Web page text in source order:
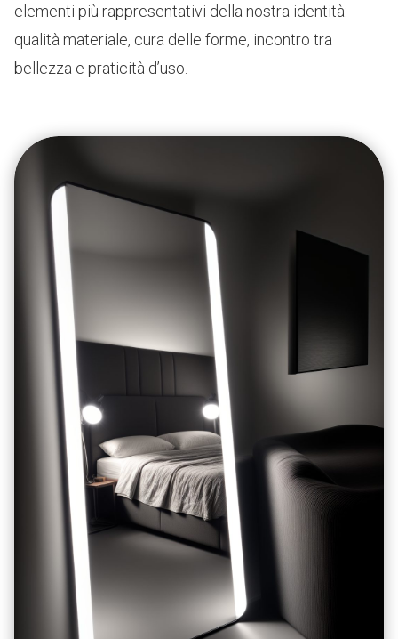
elementi più rappresentativi della nostra identità:
qualità materiale, cura delle forme, incontro tra
bellezza e praticità d’uso.